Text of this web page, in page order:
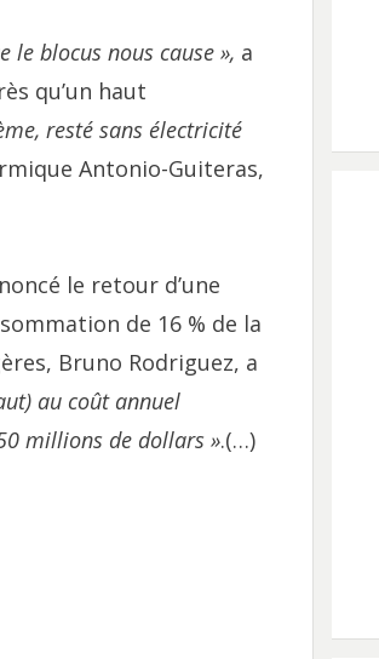
le blocus nous cause », a
qu’un haut
resté sans électricité
Antonio-Guiteras,
le retour d’une
de 16 % de la
Bruno Rodriguez, a
au coût annuel
millions de dollars ».(…)